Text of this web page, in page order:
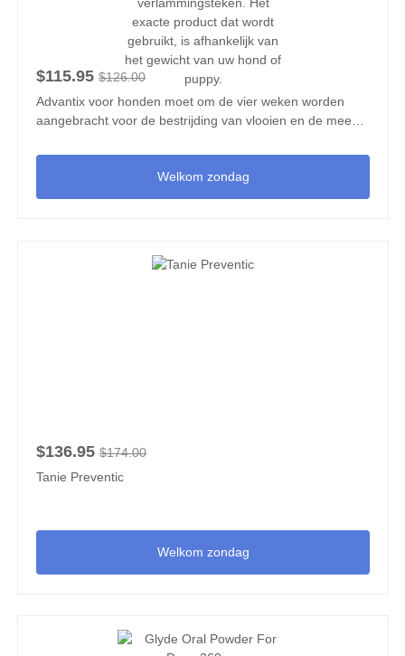
$115.95 $126.00
Advantix voor honden moet om de vier weken worden
aangebracht voor de bestrijding van vlooien en de meeste
verlammingsteken. Het exacte product dat wordt gebruikt,
is afhankelijk van het gewicht van uw hond of puppy.
Welkom zondag
$136.95 $174.00
Tanie Preventic
Welkom zondag